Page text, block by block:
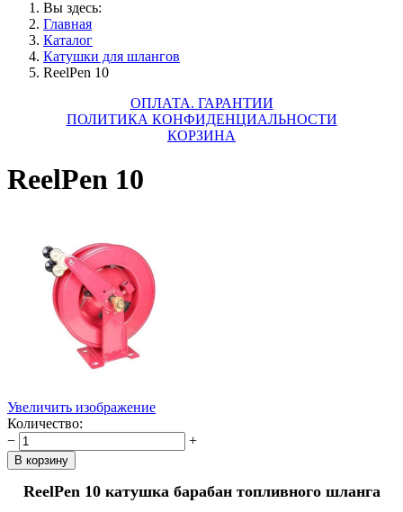
Вы здесь:
Главная
Каталог
Катушки для шлангов
ReelPen 10
ОПЛАТА. ГАРАНТИИ
ПОЛИТИКА КОНФИДЕНЦИАЛЬНОСТИ
КОРЗИНА
ReelPen 10
Увеличить изображение
Количество:
−
+
ReelPen 10 катушка барабан топливного шланга